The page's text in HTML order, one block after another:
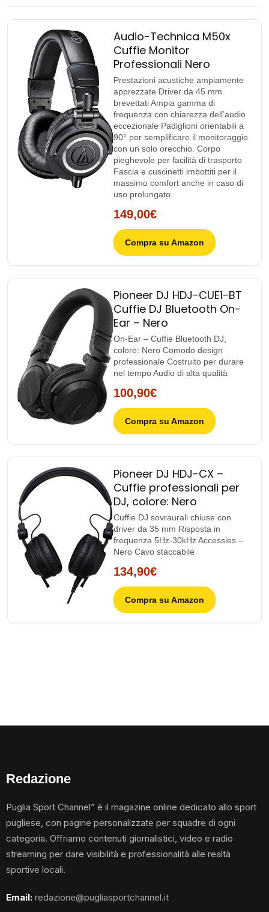
Audio-Technica M50x
Cuffie Monitor
Professionali Nero
Prestazioni acustiche ampiamente
apprezzate Driver da 45 mm
brevettati Ampia gamma di
frequenza con chiarezza dell’audio
eccezionale Padiglioni orientabili a
90° per semplificare il monitoraggio
con un solo orecchio. Corpo
pieghevole per facilità di trasporto
Fascia e cuscinetti imbottiti per il
massimo comfort anche in caso di
uso prolungato
149,00€
Compra su Amazon
Pioneer DJ HDJ-CUE1-BT
Cuffie DJ Bluetooth On-
Ear – Nero
On-Ear – Cuffie Bluetooth DJ,
colore: Nero Comodo design
professionale Costruito per durare
nel tempo Audio di alta qualità
100,90€
Compra su Amazon
Pioneer DJ HDJ-CX –
Cuffie professionali per
DJ, colore: Nero
Cuffie DJ sovraurali chiuse con
driver da 35 mm Risposta in
frequenza 5Hz-30kHz Accessies –
Nero Cavo staccabile
134,90€
Compra su Amazon
Redazione
Puglia Sport Channel” è il magazine online dedicato allo sport
pugliese, con pagine personalizzate per squadre di ogni
categoria. Offriamo contenuti giornalistici, video e radio
streaming per dare visibilità e professionalità alle realtà
sportive locali.
Email: redazione@pugliasportchannel.it